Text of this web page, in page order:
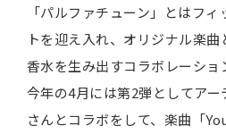
「パルファチューン」とはフ
トを迎え入れ、オリジナル楽
香水を生み出すコラボレーショ
今年の4月には第2弾としてアー
さんとコラボをして、楽曲「